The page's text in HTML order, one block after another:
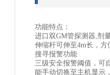
功能特点：
进口双GM管探测器,剂
伸缩杆可伸至4m长，方
搜寻报警功能
三级安全报警阈值，可
能手动切换至主机显示